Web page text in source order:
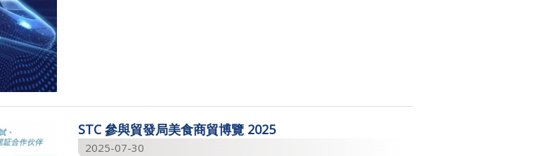
STC 參與貿發局美食商貿博覽 2025
2025-07-30